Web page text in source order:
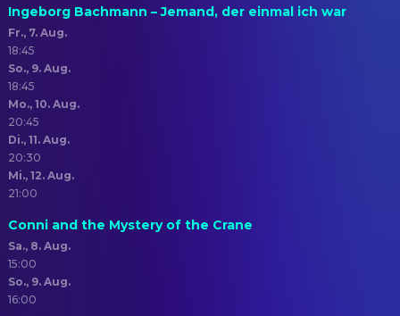
Ingeborg Bachmann – Jemand, der einmal ich war
Fr., 7. Aug.
18:45
So., 9. Aug.
18:45
Mo., 10. Aug.
20:45
Di., 11. Aug.
20:30
Mi., 12. Aug.
21:00
Conni and the Mystery of the Crane
Sa., 8. Aug.
15:00
So., 9. Aug.
16:00